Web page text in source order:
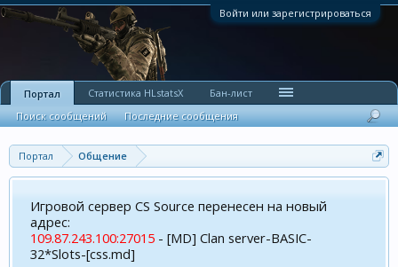
Войти или зарегистрироваться
Портал Общение
Игровой сервер CS Source перенесен на новый
адрес:
109.87.243.100:27015 - [MD] Clan server-BASIC-
32*Slots-[css.md]
Портал
Поиск сообщений
Последние сообщения
Статистика HLstatsX Бан-лист